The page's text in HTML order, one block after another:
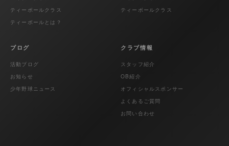
ティーボールクラス
ティーボールとは？
ティーボールクラス
ブログ
活動ブログ
お知らせ
少年野球ニュース
クラブ情報
スタッフ紹介
OB紹介
オフィシャルスポンサー
よくあるご質問
お問い合わせ